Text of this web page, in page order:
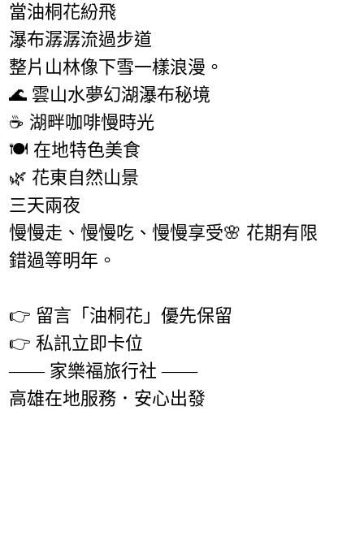
當油桐花紛飛
瀑布潺潺流過步道
整片山林像下雪一樣浪漫。
🌊 雲山水夢幻湖瀑布秘境
☕ 湖畔咖啡慢時光
🍽 在地特色美食
🌿 花東自然山景
三天兩夜
慢慢走、慢慢吃、慢慢享受🌸 花期有限
錯過等明年。
👉 留言「油桐花」優先保留
👉 私訊立即卡位
—— 家樂福旅行社 ——
高雄在地服務．安心出發